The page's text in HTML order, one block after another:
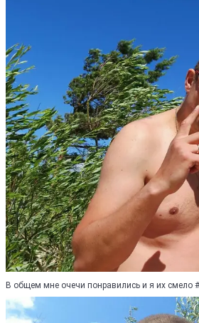
В общем мне очечи понравились и я их смело